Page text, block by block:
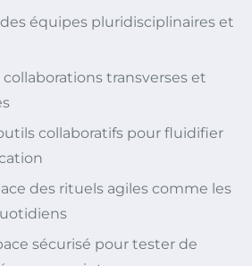
équipes pluridisciplinaires et
collaborations transverses et
collaboratifs pour fluidifier
des rituels agiles comme les
sécurisé pour tester de